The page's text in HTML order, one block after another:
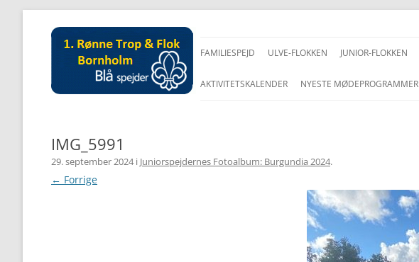
FAMILIESPEJD ULVE-FLOKKEN JUNIOR-FLOKKEN
AKTIVITETSKALENDER NYESTE MØDEPROGRAMMER
IMG_5991
29. september 2024i Juniorspejdernes Fotoalbum: Burgundia 2024.
← Forrige